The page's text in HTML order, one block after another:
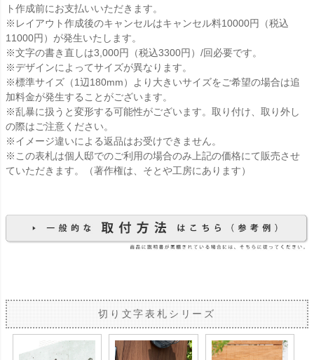
ト作成前にお支払いいただきます。
※レイアウト作成後のキャンセルはキャンセル料10000円（税込
11000円）が発生いたします。
※文字の書き直しは3,000円（税込3300円）/回必要です。
※デザインによってサイズが異なります。
※標準サイズ（1辺180mm）より大きいサイズをご希望の場合は追
加料金が発生することがございます。
※乱暴に扱うと変形する可能性がございます。取り付け、取り外し
の際はご注意ください。
※イメージ違いによる返品はお受けできません。
※この表札は個人邸でのご利用の場合のみ上記の価格にて販売させ
ていただきます。（著作権は、そとや工房にあります）
切り文字表札シリーズ